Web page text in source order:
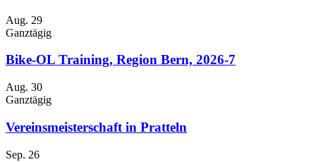
Aug. 29
Ganztägig
Bike-OL Training, Region Bern, 2026-7
Aug. 30
Ganztägig
Vereinsmeisterschaft in Pratteln
Sep. 26